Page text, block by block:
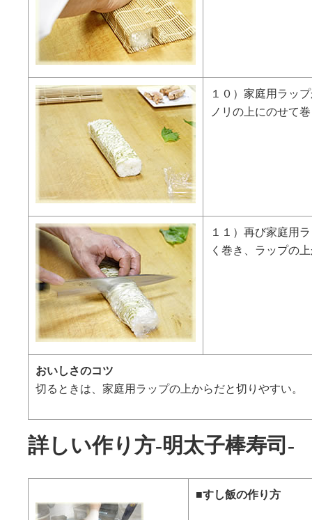
１０）家庭用ラッ
ノリの上にのせて
１１）再び家庭用
く巻き、ラップの
おいしさのコツ
切るときは、家庭用ラップの上からだと切りやすい。
詳しい作り方-明太子棒寿司-
■すし飯の作り方